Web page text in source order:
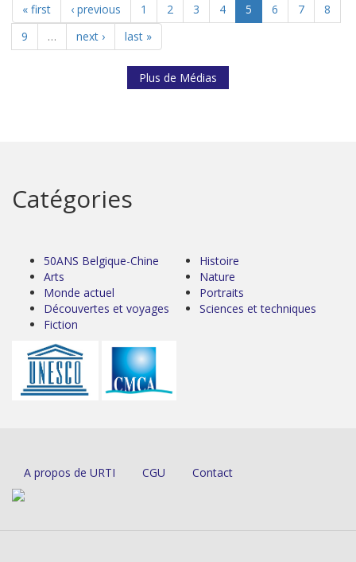
« first ‹ previous 1 2 3 4 5 6 7
8
9
… next › last »
Plus de Médias
Catégories
50ANS Belgique-Chine
Arts
Monde actuel
Découvertes et voyages
Fiction
Histoire
Nature
Portraits
Sciences et techniques
A propos de URTI CGU Contact